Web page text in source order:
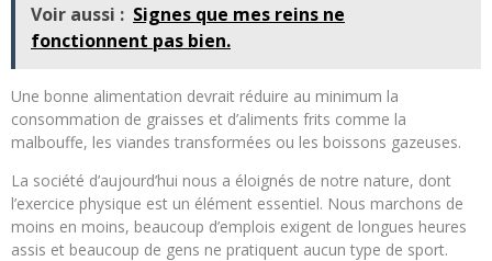
Voir aussi : Signes que mes reins ne
fonctionnent pas bien.
Une bonne alimentation devrait réduire au minimum la
consommation de graisses et d’aliments frits comme la
malbouffe, les viandes transformées ou les boissons gazeuses.
La société d’aujourd’hui nous a éloignés de notre nature, dont
l’exercice physique est un élément essentiel. Nous marchons de
moins en moins, beaucoup d’emplois exigent de longues heures
assis et beaucoup de gens ne pratiquent aucun type de sport.